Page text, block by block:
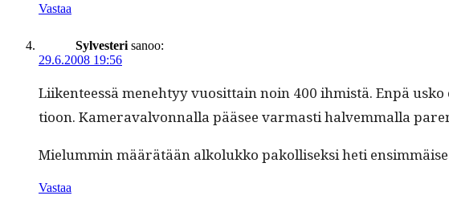
Vastaa
Sylvesteri sanoo:
29.6.2008 19:56
Liiken­teessä mene­htyy vuosit­tain noin 400 ihmistä. Enpä
tioon. Kam­er­avalvon­nal­la pääsee var­masti halvem­mal­la
Mielum­min määrätään alkolukko pakol­lisek­si heti
Vastaa